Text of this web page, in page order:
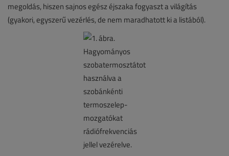
megoldás, hiszen sajnos egész éjszaka fogyaszt a világítás
(gyakori, egyszerű vezérlés, de nem maradhatott ki a listából).